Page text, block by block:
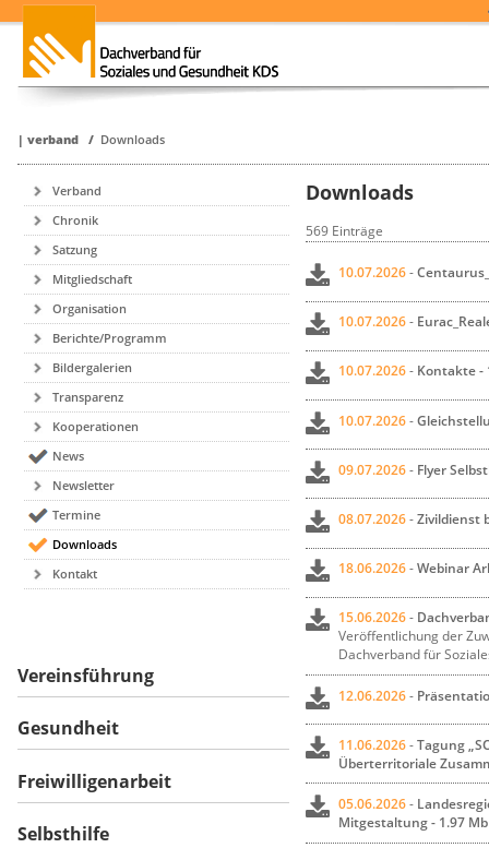
| verband / Downloads
Verband
Chronik
Satzung
Mitgliedschaft
Organisation
Berichte/Programm
Bildergalerien
Transparenz
Kooperationen
News
Newsletter
Termine
Downloads
Kontakt
Vereinsführung
Gesundheit
Freiwilligenarbeit
Selbsthilfe
Downloads
569 Einträge
10.07.2026-
10.07.2026-
10.07.2026- Kontakte -
10.07.2026-
09.07.2026- Flyer
08.07.2026-Zivildienst
18.06.2026-Webinar
15.06.2026-
Veröffentlichung der
Dachverband für
12.06.2026-
11.06.2026-Tagung
Überterritoriale
05.06.2026-
Mitgestaltung - 1.97 Mb